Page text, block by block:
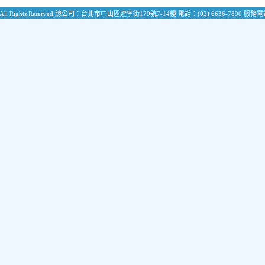
Rights Reserved. 總公司：台北市中山區遼寧街179號7-14樓 電話：(02) 6636-7890 服務電